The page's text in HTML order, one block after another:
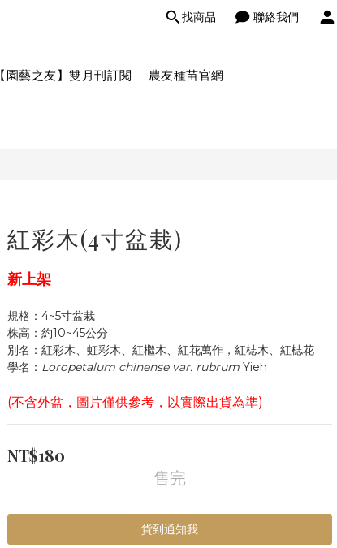
找商品 聯絡我們
【園藝之友】雙月刊訂閱 農友種苗官網
紅彩木(4寸盆栽)
新上架
規格：4~5寸盆栽
株高：約10~45公分
別名：紅彩木、虹彩木、紅檵木、紅花萬作，紅梽木、紅梽花
學名： Loropetalum chinense var. rubrum Yieh
(不含外盆，圖片僅供參考，以實際出貨為準)
NT$180
售完
貨到通知我